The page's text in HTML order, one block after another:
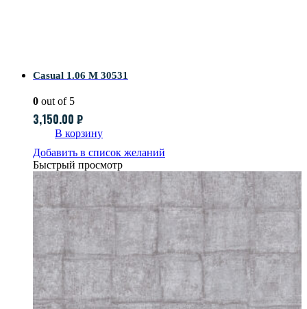
Casual 1.06 M 30531
0 out of 5
3,150.00 ₽
В корзину
Добавить в список желаний
Быстрый просмотр